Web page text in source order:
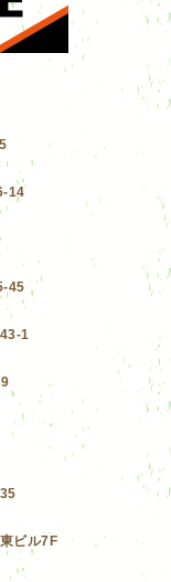
14
45
1
ビル7F